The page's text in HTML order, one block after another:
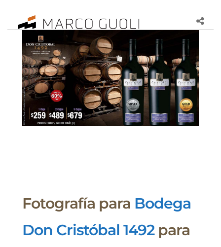
Fotografía para Bodega
Don Cristóbal 1492para